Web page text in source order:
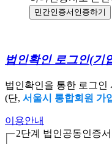
민간인증서 인증하기
법인확인 로그인(기
법인확인을 통한 로그인
(단, 서울시 통합회원 가
이용안내
2단계 법인공동인증